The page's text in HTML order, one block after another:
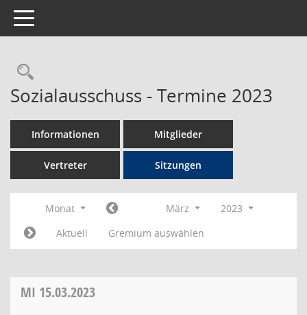
Toggle navigation
Rechercheauswahl
Sozialausschuss - Termine 2023
Informationen Mitglieder
Vertreter Sitzungen
Monat März
2023
Aktuell
Gremium auswählen
MI 15.03.2023